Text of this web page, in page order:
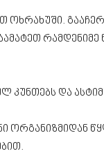
კუნთებს და
ორგანიზმიდან